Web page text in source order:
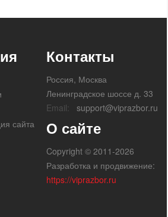
сайта
Контакты
Россия, Москва
Ленинградское шоссе д. 33
Email:
support@viprazbor.ru
О сайте
Copyright © 2011-2026
Разработка и продвижение:
https://viprazbor.ru